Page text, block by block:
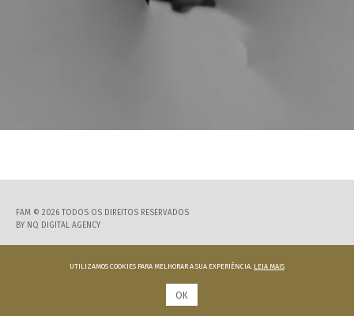
FAM © 2026 TODOS OS DIREITOS RESERVADOS
BY NQ DIGITAL AGENCY
UTILIZAMOS COOKIES PARA MELHORAR A SUA EXPERIÊNCIA. LEIA MAIS
OK